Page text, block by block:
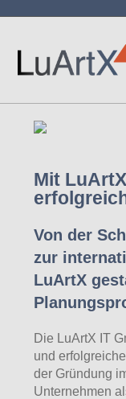
Mit
Von der
zur
LuArtX
Die LuArtX IT
und
der Gründung
Unternehmen